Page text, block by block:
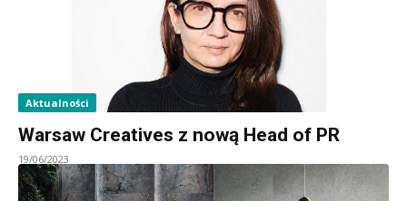
Aktualności
Warsaw Creatives z nową Head of PR
19/06/2023